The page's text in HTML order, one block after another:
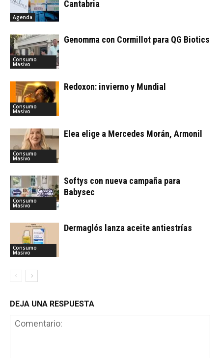
Agenda
Cantabria
Consumo
Masivo
Genomma con Cormillot para QG Biotics
Consumo
Masivo
Redoxon: invierno y Mundial
Consumo
Masivo
Elea elige a Mercedes Morán, Armonil
Consumo
Masivo
Softys con nueva campaña para
Babysec
Consumo
Masivo
Dermaglós lanza aceite antiestrías
DEJA UNA RESPUESTA